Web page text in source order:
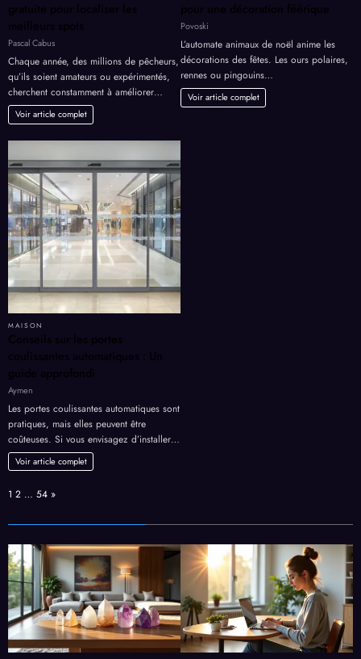
gratuite pour localiser les
meilleurs spots
Pascal Cabus
Chaque année, des millions de pêcheurs,
qu’ils soient amateurs ou expérimentés,
cherchent constamment à améliorer…
Voir article complet
pour une décoration féérique
Povoski
L’automate animaux de noël anime les
décorations des fêtes. Les ours polaires,
rennes ou pingouins…
Voir article complet
MAISON
Conseils sur les portes
coulissantes automatiques : Un
guide approfondi
Aymen
Les portes coulissantes automatiques sont
pratiques, mais elles peuvent être
coûteuses. Si vous envisagez d’installer…
Voir article complet
Page:
1 2 … 54 Next
»